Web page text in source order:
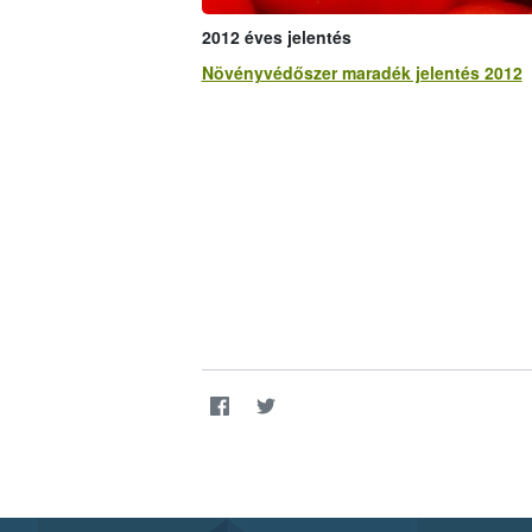
2012 éves jelentés
Növényvédőszer maradék jelentés 2012